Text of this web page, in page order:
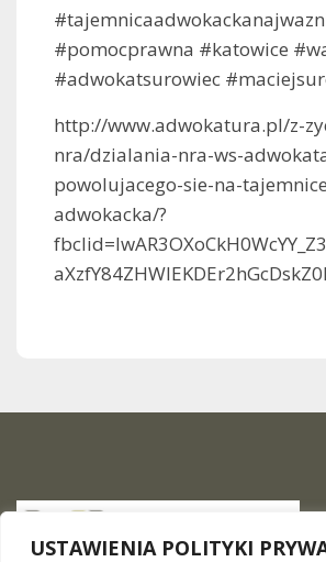
USTAWIENIA POLITYKI
#pomocprawna #katowice
#adwokatsurowiec
http://www.adwokatura.pl/z-
nra/dzialania-nra-ws-
powolujacego-sie-na-
adwokacka/?